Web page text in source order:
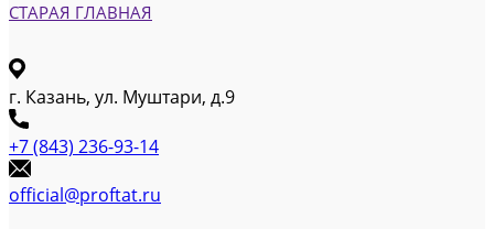
СТАРАЯ ГЛАВНАЯ
г. Казань, ул. Муштари, д.9
+7 (843) 236-93-14
official@proftat.ru